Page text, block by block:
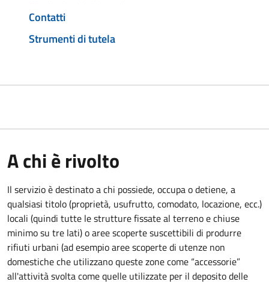
Contatti
Strumenti di tutela
A chi è rivolto
Il servizio è destinato achi possiede, occupa o detiene, a
qualsiasi titolo (proprietà, usufrutto, comodato, locazione, ecc.)
locali (quindi tutte le strutture fissate al terreno e chiuse
minimo su tre lati) o aree scoperte suscettibili di produrre
rifiuti urbani (ad esempio aree scoperte di utenze non
domestiche che utilizzano queste zone come “accessorie”
all'attività svolta come quelle utilizzate per il deposito delle